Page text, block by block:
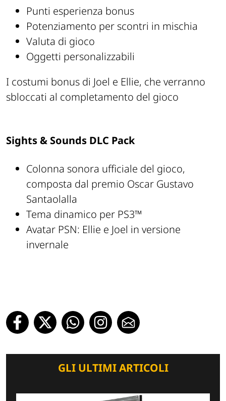
Punti esperienza bonus
Potenziamento per scontri in mischia
Valuta di gioco
Oggetti personalizzabili
I costumi bonus di Joel e Ellie, che verranno
sbloccati al completamento del gioco
Sights & Sounds DLC Pack
Colonna sonora ufficiale del gioco,
composta dal premio Oscar Gustavo
Santaolalla
Tema dinamico per PS3™
Avatar PSN: Ellie e Joel in versione
invernale
GLI ULTIMI ARTICOLI